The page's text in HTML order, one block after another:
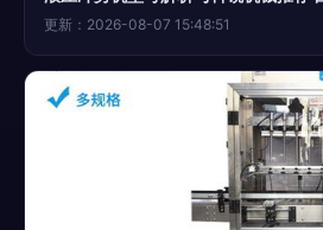
更新：2026-08-07 15:48:51